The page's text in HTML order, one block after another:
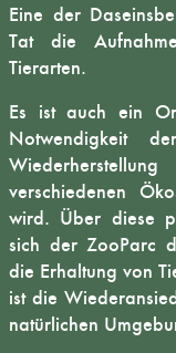
Eine der
Tat die
Tierarten.
Es ist auch ein
Notwendigkeit
verschiedenen
wird. Über diese
sich der ZooParc
die Erhaltung von
ist die
natürlichen